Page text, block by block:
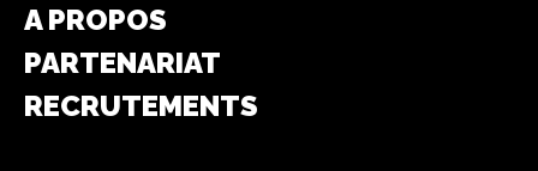
A PROPOS
PARTENARIAT
RECRUTEMENTS